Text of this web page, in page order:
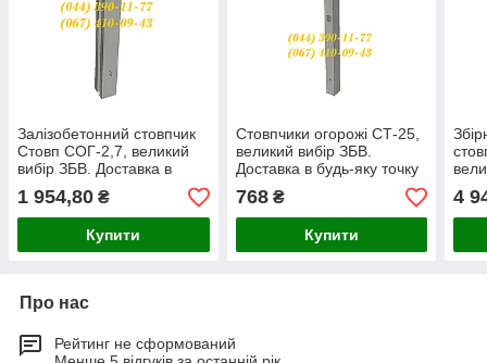
Залізобетонний стовпчик
Стовп СОГ-2,7, великий
вибір ЗБВ. Доставка в
будь-яку точку України.
1 954,80 ₴
Купити
Стовпчики огорожі СТ-25,
великий вибір ЗБВ.
Доставка в будь-яку точку
України.
768₴
Купити
4
Про нас
Рейтинг не сформований